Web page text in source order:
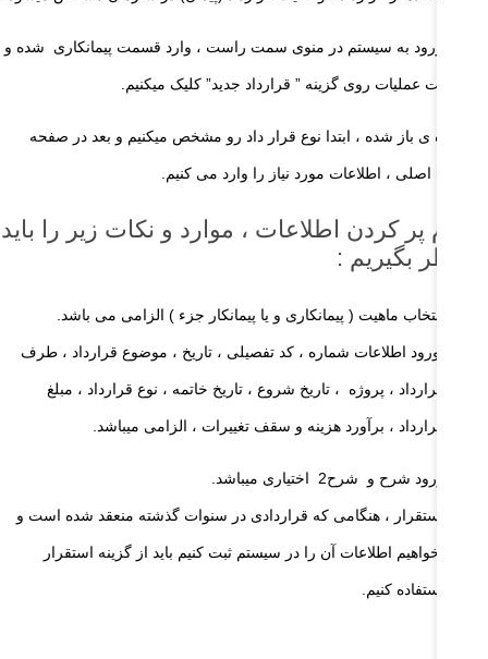
از ورود به سیستم در منوی سمت راست ، وارد قسمت پیمانکاری شده و
قسمت عملیات روی گزینه ” قرارداد جدید” کلیک میکنیم.
پنجره‌ ی باز شده ، ابتدا نوع قرار داد رو مشخص میکنیم و بعد در صفحه
اصلی ، اطلاعات مورد نیاز را وارد می کنیم.
پر کردن اطلاعات ، موارد و نکات زیر را باید
نظر بگیریم :
انتخاب ماهیت ( پیمانکاری و یا پیمانکار جزء ) الزامی می باشد.
ورود اطلاعات شماره ، کد تفصیلی ، تاریخ ، موضوع قرارداد ، طرف
قرارداد ، پروژه ، تاریخ شروع ، تاریخ خاتمه ، نوع قرارداد ، مبلغ
قرارداد ، برآورد هزینه و سقف تغییرات ، الزامی میباشد.
ورود شرح و شرح2 اختیاری میباشد.
استقرار ، هنگامی که قراردادی در سنوات گذشته منعقد شده است و
بخواهیم اطلاعات آن را در سیستم ثبت کنیم باید از گزینه استقرار
استفاده کنیم.